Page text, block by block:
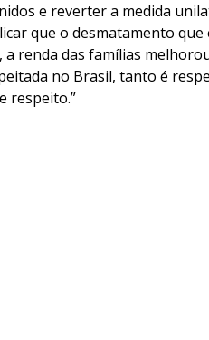
e reverter a medida
que o desmatamento
renda das famílias
no Brasil, tanto é
respeito.”